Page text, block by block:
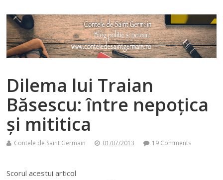
Dilema lui Traian
Băsescu: între nepoțica
și mititica
Contele de Saint Germain 01/07/2013 19 Comments
Scorul acestui articol